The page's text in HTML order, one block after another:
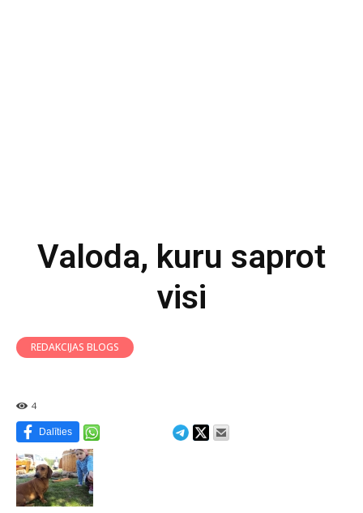
Valoda, kuru saprot
visi
REDAKCIJAS BLOGS
4
Dalīties